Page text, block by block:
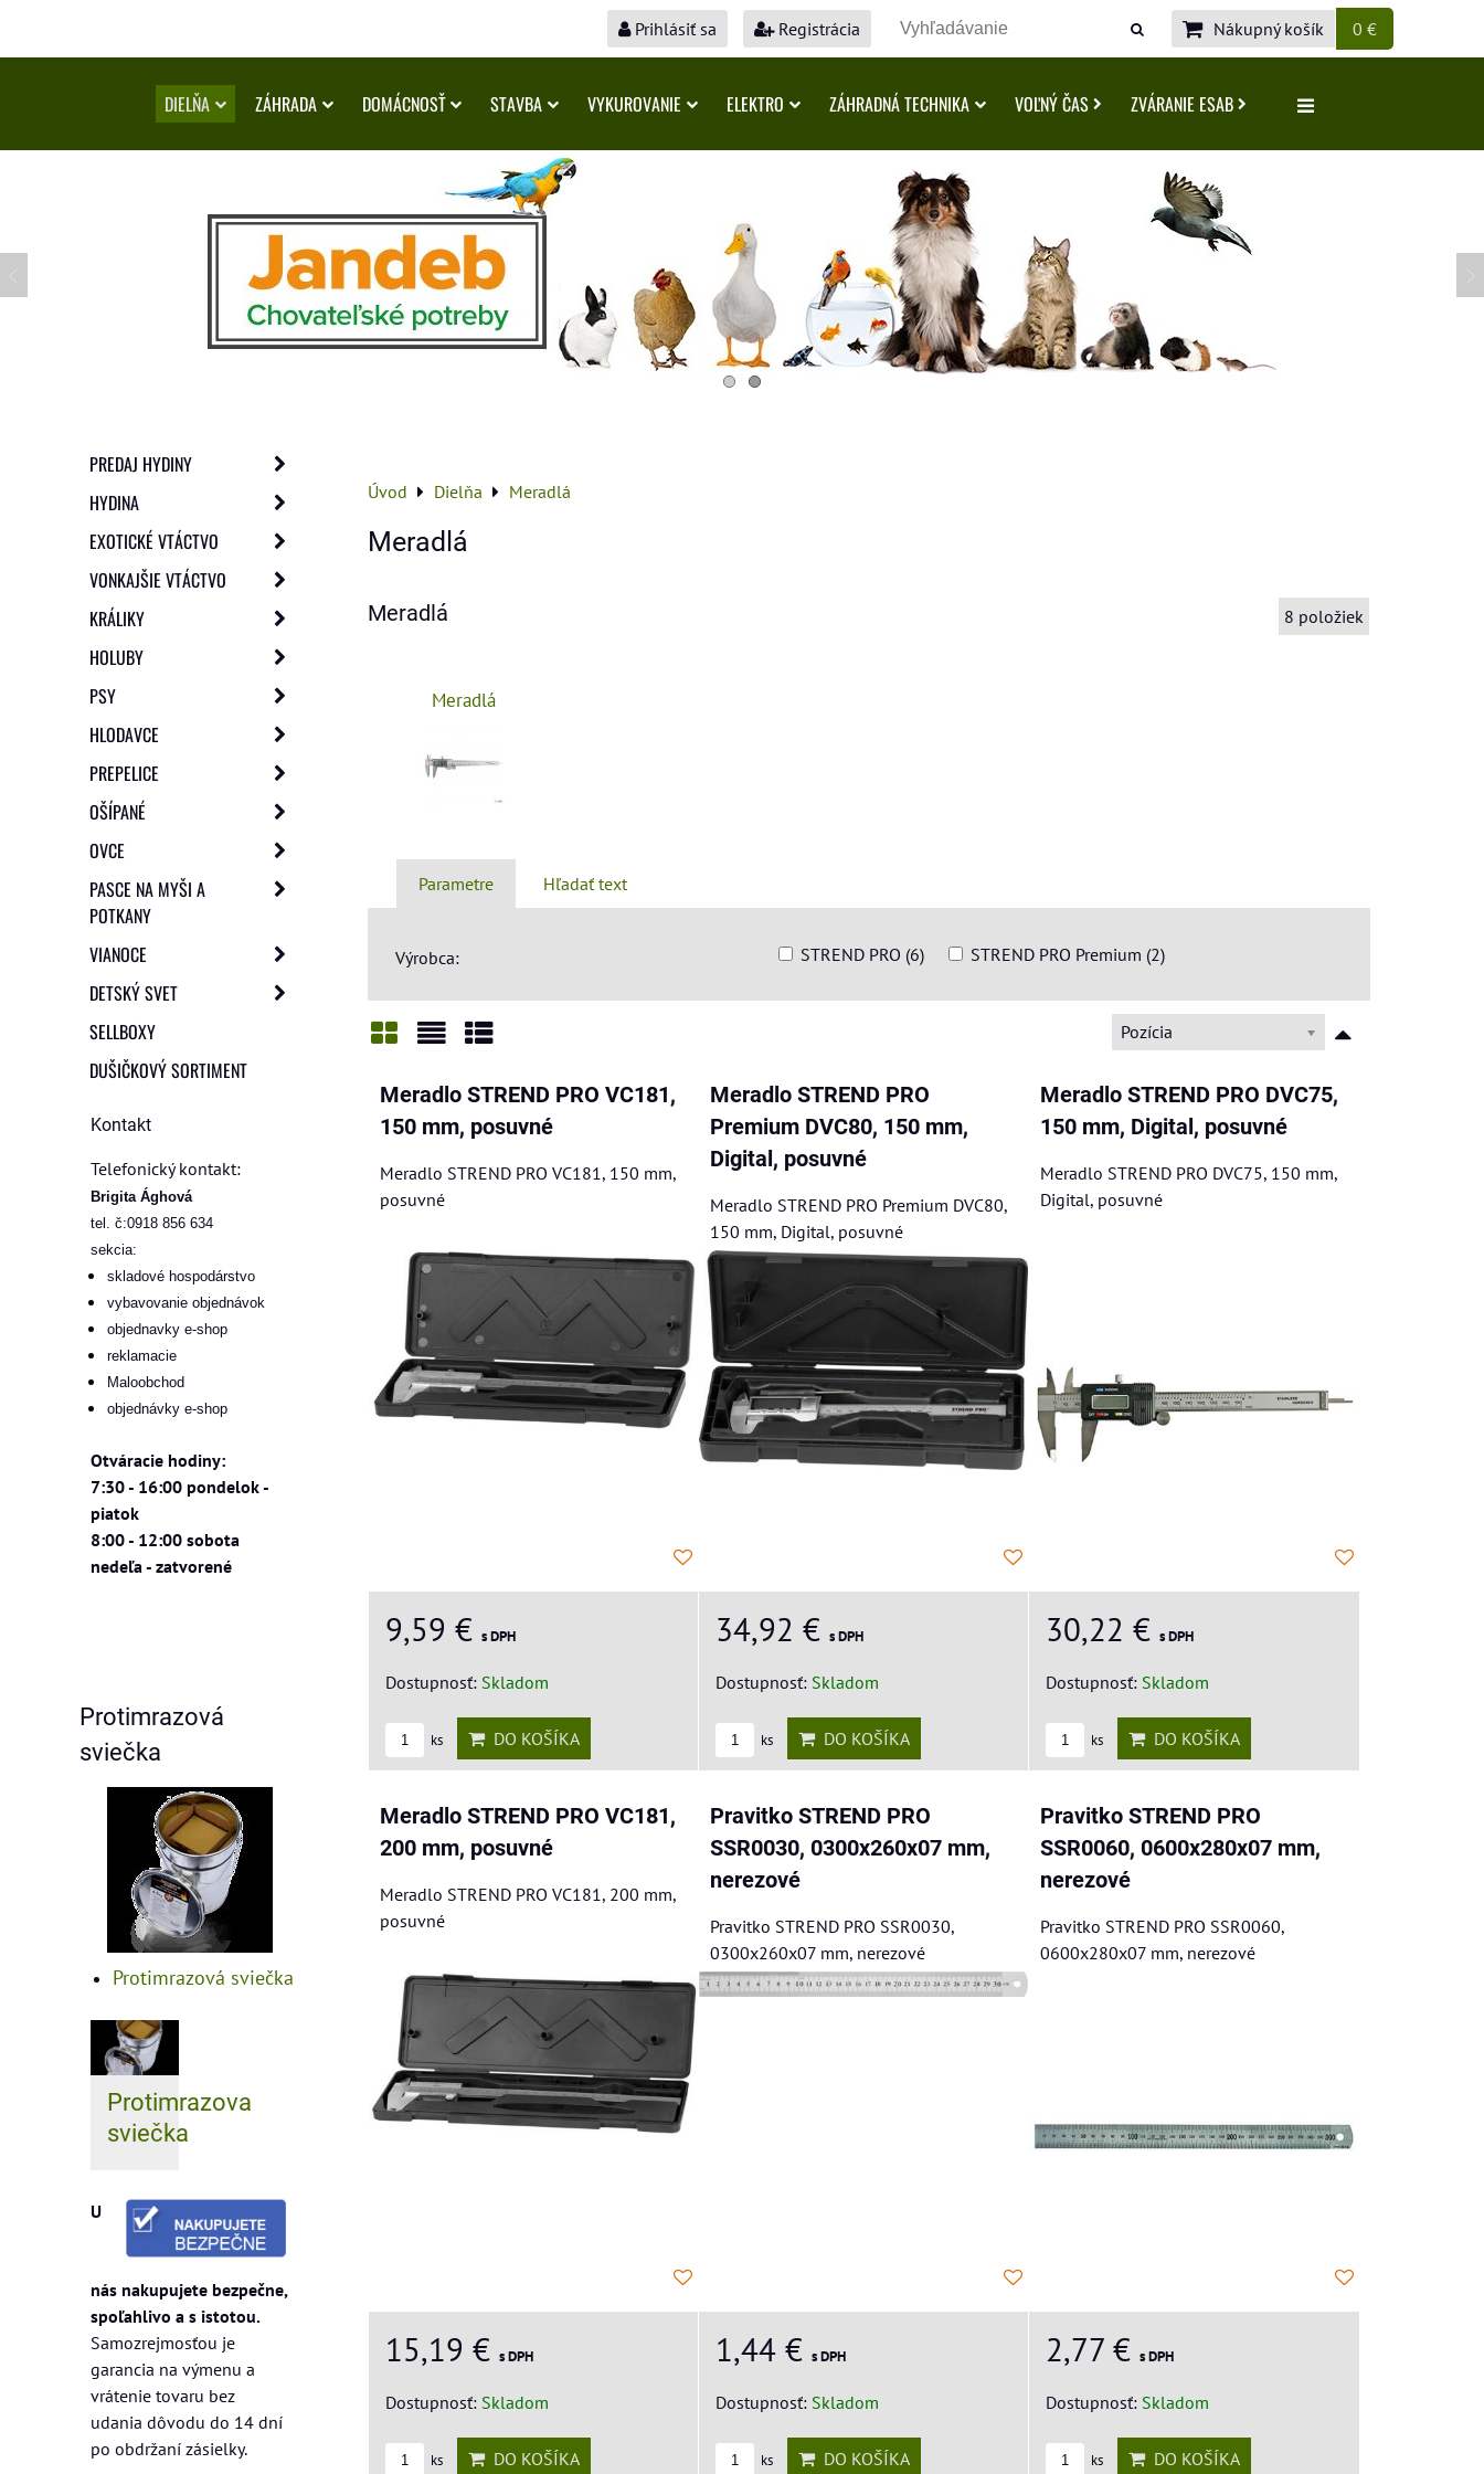
Prihlásiť sa Registrácia Nákupný košík 0 €
DIELŇA ZÁHRADA DOMÁCNOSŤ STAVBA VYKUROVANIE ELEKTRO ZÁHRADNÁ TECHNIKA VOĽNÝ ČAS ZVÁRANIE ESAB
Úvod Dielňa Meradlá
Meradlá
Meradlá 8 položiek
Meradlá
Parametre Hľadať text
Výrobca: STREND PRO (6) STREND PRO Premium (2)
Pozícia
Meradlo STREND PRO VC181,
150 mm, posuvné
Meradlo STREND PRO VC181, 150 mm,
posuvné
9,59 € s DPH
Dostupnosť: Skladom
ks DO KOŠÍKA
Meradlo STREND PRO
Premium DVC80, 150 mm,
Digital, posuvné
Meradlo STREND PRO Premium DVC80,
150 mm, Digital, posuvné
34,92 € s DPH
Dostupnosť: Skladom
ks DO KOŠÍKA
Meradlo STREND PRO DVC75,
150 mm, Digital, posuvné
Meradlo STREND PRO DVC75, 150 mm,
Digital, posuvné
30,22 €s DPH
Dostupnosť: Skladom
ks DO KOŠÍKA
Meradlo STREND PRO VC181,
200 mm, posuvné
Meradlo STREND PRO VC181, 200 mm,
posuvné
15,19 € s DPH
Dostupnosť: Skladom
ks DO KOŠÍKA
Pravitko STREND PRO
SSR0030, 0300x260x07 mm,
nerezové
Pravitko STREND PRO SSR0030,
0300x260x07 mm, nerezové
1,44 € s DPH
Dostupnosť: Skladom
ks DO KOŠÍKA
Pravitko STREND PRO
SSR0060, 0600x280x07 mm,
nerezové
Pravitko STREND PRO SSR0060,
0600x280x07 mm, nerezové
2,77 €s DPH
Dostupnosť: Skladom
ks DO KOŠÍKA
PREDAJ HYDINY
HYDINA
EXOTICKÉ VTÁCTVO
VONKAJŠIE VTÁCTVO
KRÁLIKY
HOLUBY
PSY
HLODAVCE
PREPELICE
OŠÍPANÉ
OVCE
PASCE NA MYŠI A
POTKANY
VIANOCE
DETSKÝ SVET
SELLBOXY
DUŠIČKOVÝ SORTIMENT
Kontakt
Telefonický kontakt:
Brigita Ághová
tel. č:0918 856 634
sekcia:
skladové hospodárstvo
vybavovanie objednávok
objednavky e-shop
reklamacie
Maloobchod
objednávky e-shop
Otváracie hodiny:
7:30 - 16:00 pondelok -
piatok
8:00 - 12:00 sobota
nedeľa - zatvorené
Protimrazová
sviečka
Protimrazová sviečka
Protimrazova
sviečka
U
nás nakupujete bezpečne,
spoľahlivo a s istotou.
Samozrejmosťou je
garancia na výmenu a
vrátenie tovaru bez
udania dôvodu do 14 dní
po obdržaní zásielky.